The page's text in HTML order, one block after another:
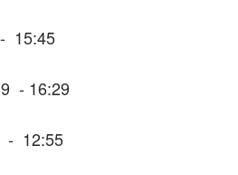
15:45
- 16:29
- 12:55